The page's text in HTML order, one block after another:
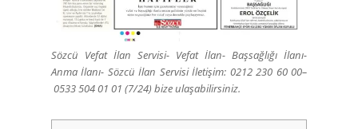
Sözcü Vefat İlan Servisi- Vefat İlan- Başsağlığı İlanı-
Anma İlanı- Sözcü İlan Servisi İletişim: 0212 230 60 00–
0533 504 01 01 (7/24) bize ulaşabilirsiniz.